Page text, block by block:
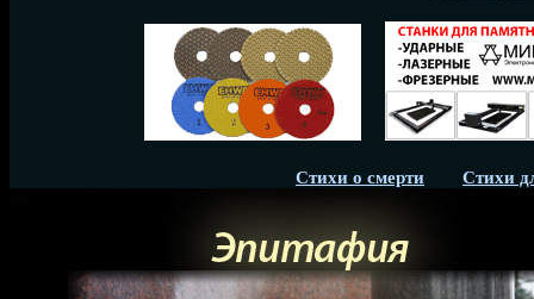
Стихи о смерти Стихи